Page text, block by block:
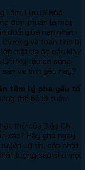
Lâm, Lưu Dĩ Hòa
đơn thuần là một
đuổi giữa nạn nhân
thương và toan tính bị
mặt nạ ân cần kia?
Mỹ liệu có sống
và tình yêu này?
tâm lý pha yếu tố
thể bỏ lỡ tuần
thở của Diệp Chi
xác? Hãy ghé ngay
uy tín, cập nhật
lượng cao cho mọi